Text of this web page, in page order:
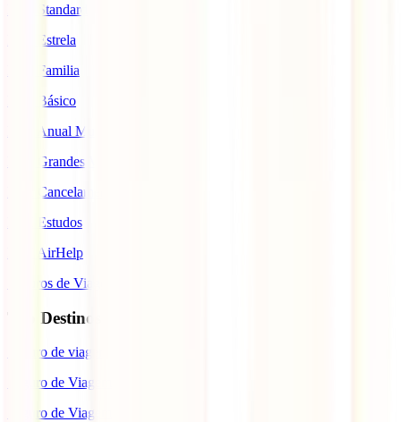
IATI Standard
IATI Estrela
IATI Familia
IATI Básico
IATI Anual Multiviagem
IATI Grandes Viajantes
IATI Cancelamento Premium
IATI Estudos
IATI AirHelp
Seguros de Viagem
Top Destinos
Seguro de viagem para o Japão
Seguro de Viagem para os EUA
Seguro de Viagem para o Brasil